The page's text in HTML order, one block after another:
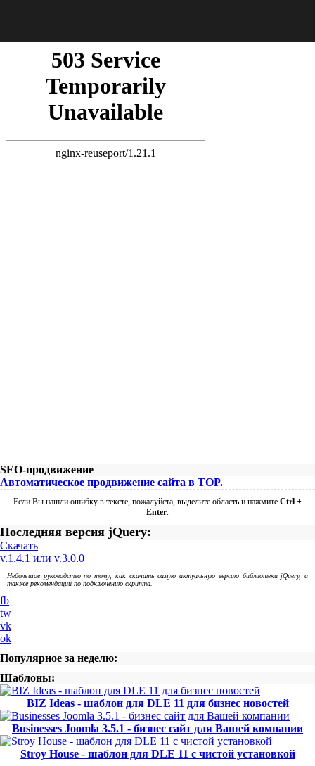
SEO-продвижение
Автоматическое продвижение сайта в TOP.
Если Вы нашли ошибку в тексте, пожалуйста, выделите область и нажмите Ctrl +
Enter
Последняя версия jQuery:
Скачать
v.1.4.1 или v.3.0.0
Небольшое руководство по тому, как скачать самую актуальную версию библиотеки jQuery, а
также рекомендации по подключению скрипта.
fb
tw
vk
ok
Популярное за неделю:
Шаблоны:
BIZ Ideas - шаблон для DLE 11 для бизнес новостей
Businesses Joomla 3.5.1 - бизнес сайт для Вашей компании
Stroy House - шаблон для DLE 11 с чистой установкой